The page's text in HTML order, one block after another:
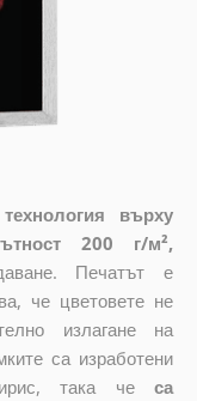
върху
200 г/м²,
Печатът е
че цветовете не
излагане на
са изработени
така че
са